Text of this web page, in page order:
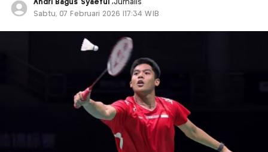
Andri Bagus Syaeful ,Jurnalis
Sabtu, 07 Februari 2026 |17:34 WIB